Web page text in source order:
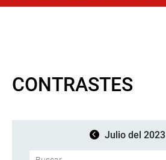
CONTRASTES
Julio del 2023